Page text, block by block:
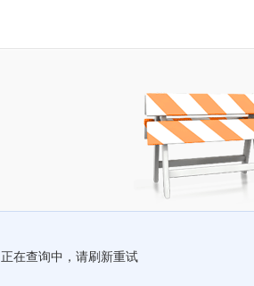
正在查询中，请刷新重试